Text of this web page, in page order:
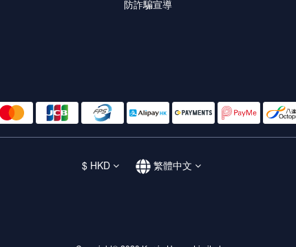
防詐騙宣導
$ HKD 繁體中文